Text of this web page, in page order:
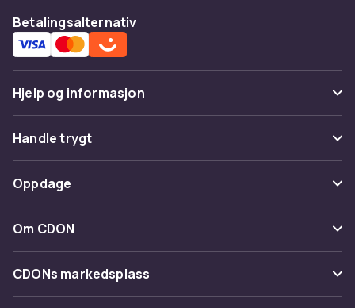
Betalingsalternativ
Hjelp og informasjon
Vanlige spørsmål
Spor pakke
Angre & returner her
Kontakt oss
Handle trygt
Betaling
Levering
Tilbakekallinger
Oppdage
Kategorier
Varemerker
Om CDON
Om oss
Kundeanmeldelser
CDONs markedsplass